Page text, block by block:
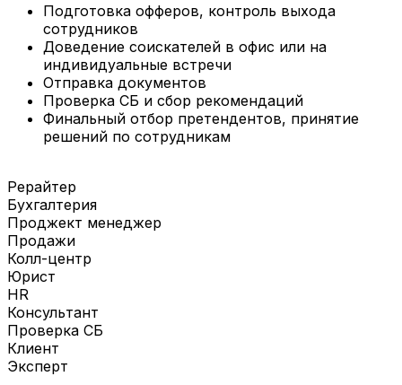
Подготовка офферов, контроль выхода
сотрудников
Доведение соискателей в офис или на
индивидуальные встречи
Отправка документов
Проверка СБ и сбор рекомендаций
Финальный отбор претендентов, принятие
решений по сотрудникам
Рерайтер
Бухгалтерия
Проджект менеджер
Продажи
Колл-центр
Юрист
HR
Консультант
Проверка СБ
Клиент
Эксперт